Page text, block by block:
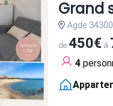
Grand
Agde 34300
de450€à
4